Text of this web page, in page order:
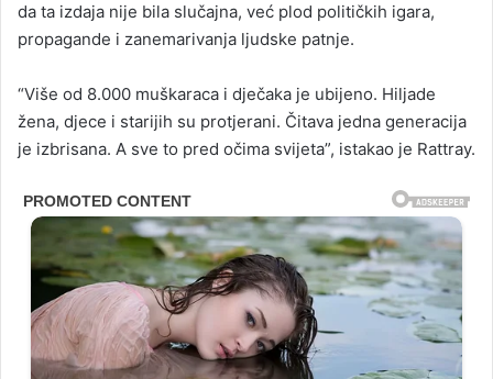
da ta izdaja nije bila slučajna, već plod političkih igara,
propagande i zanemarivanja ljudske patnje.
“Više od 8.000 muškaraca i dječaka je ubijeno. Hiljade
žena, djece i starijih su protjerani. Čitava jedna generacija
je izbrisana. A sve to pred očima svijeta”, istakao je Rattray.